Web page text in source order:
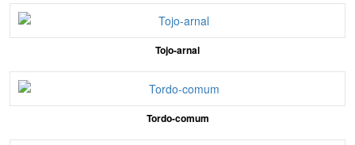
Tojo-arnal
Tordo-comum